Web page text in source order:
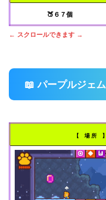
🍑６７個
← スクロールできます →
📖 パープルジェム
【 場 所 】